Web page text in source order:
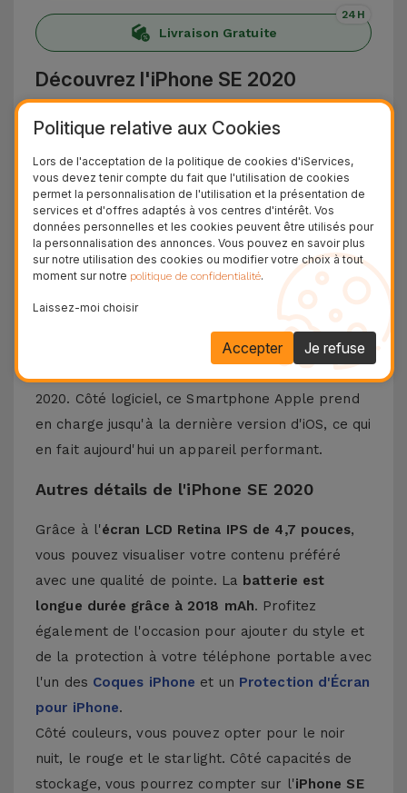
Livraison Gratuite
24H
Découvrez l'iPhone SE 2020
L' iPhone SE 2020
a ramené la nostalgie du
composants et des performances de pointe du
produit phare de la marque à l'époque - l'iPhone
11. Malgré le mêmecapteur de 12 MPque
l'iPhone 8, ce modèle dispose d'un potentiel de
traitement d'image supérieur, y compris dans les
dispose d'une puce
A13 Bionic, à la hauteur des
performances des appareils haut de gamme de
2020. Côté logiciel, ce Smartphone Apple prend
en charge jusqu'à la dernière version d'iOS, ce qui
en fait aujourd'hui un appareil performant.
Autres détails de l'iPhone SE 2020
Grâce à l'écran LCD Retina IPS de 4,7 pouces,
vous pouvez visualiser votre contenu préféré
avec une qualité de pointe. La batterie est
longue durée grâce à 2018 mAh. Profitez
également de l'occasion pour ajouter du style et
de la protection à votre téléphone portable avec
l'un des Coques iPhone et un Protection d'Écran
pour iPhone.
Côté couleurs, vous pouvez opter pour le noir
nuit, le rouge et le starlight. Côté capacités de
stockage, vous pourrez compter sur l'iPhone SE
Politique relative aux Cookies
Lors de l'acceptation de la politique de cookies d'iServices,
vous devez tenir compte du fait que l'utilisation de cookies
permet la personnalisation de l'utilisation et la présentation de
services et d'offres adaptés à vos centres d'intérêt. Vos
données personnelles et les cookies peuvent être utilisés pour
la personnalisation des annonces. Vous pouvez en savoir plus
sur notre utilisation des cookies ou modifier votre choix à tout
moment sur notre politique de confidentialité.
Laissez-moi choisir
Je refuse
Accepter